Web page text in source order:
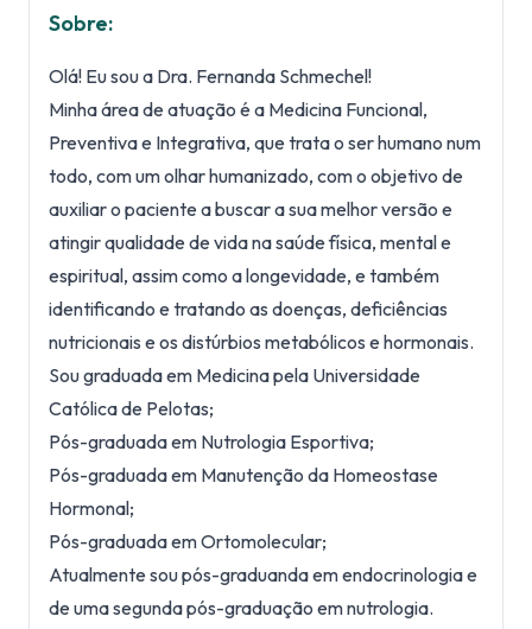
Sobre:
Olá! Eu sou a Dra. Fernanda Schmechel!
Minha área de atuação é a Medicina Funcional,
Preventiva e Integrativa, que trata o ser humano num
todo, com um olhar humanizado, com o objetivo de
auxiliar o paciente a buscar a sua melhor versão e
atingir qualidade de vida na saúde física, mental e
espiritual, assim como a longevidade, e também
identificando e tratando as doenças, deficiências
nutricionais e os distúrbios metabólicos e hormonais.
Sou graduada em Medicina pela Universidade
Católica de Pelotas;
Pós-graduada em Nutrologia Esportiva;
Pós-graduada em Manutenção da Homeostase
Hormonal;
Pós-graduada em Ortomolecular;
Atualmente sou pós-graduanda em endocrinologia e
de uma segunda pós-graduação em nutrologia.